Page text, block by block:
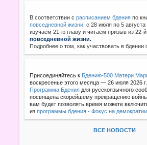
В соответствии с расписанием бдения по
повседневной жизни с 28 июля по 5
изучаем 21-ю главу и читаем призыв из 22-
повседневной жизни.
Подробнее о том, как участвовать в
Присоединяйтесь к Бдению-500 Матери
воскресенье этого месяца — 26 июля 2026 г.
Программа Бдения для русскоязычного
посвящена скорейшему прекращению
вам будет позволять время можете
изпрограммы бдения - Фокус на демократии
ВСЕ НОВОСТИ